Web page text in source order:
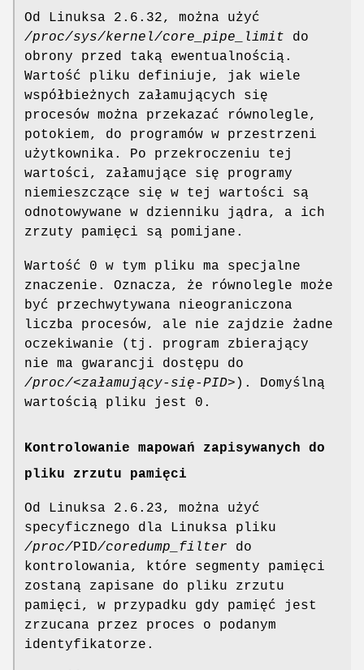
Od Linuksa 2.6.32, można użyć
/proc/sys/kernel/core_pipe_limit do
obrony przed taką ewentualnością.
Wartość pliku definiuje, jak wiele
współbieżnych załamujących się
procesów można przekazać równolegle,
potokiem, do programów w przestrzeni
użytkownika. Po przekroczeniu tej
wartości, załamujące się programy
niemieszczące się w tej wartości są
odnotowywane w dzienniku jądra, a ich
zrzuty pamięci są pomijane.
Wartość 0 w tym pliku ma specjalne
znaczenie. Oznacza, że równolegle może
być przechwytywana nieograniczona
liczba procesów, ale nie zajdzie żadne
oczekiwanie (tj. program zbierający
nie ma gwarancji dostępu do
/proc/<załamujący-się-PID> ). Domyślną
wartością pliku jest 0.
Kontrolowanie mapowań zapisywanych do
pliku zrzutu pamięci
Od Linuksa 2.6.23, można użyć
specyficznego dla Linuksa pliku
/proc/PID/coredump_filter do
kontrolowania, które segmenty pamięci
zostaną zapisane do pliku zrzutu
pamięci, w przypadku gdy pamięć jest
zrzucana przez proces o podanym
identyfikatorze.